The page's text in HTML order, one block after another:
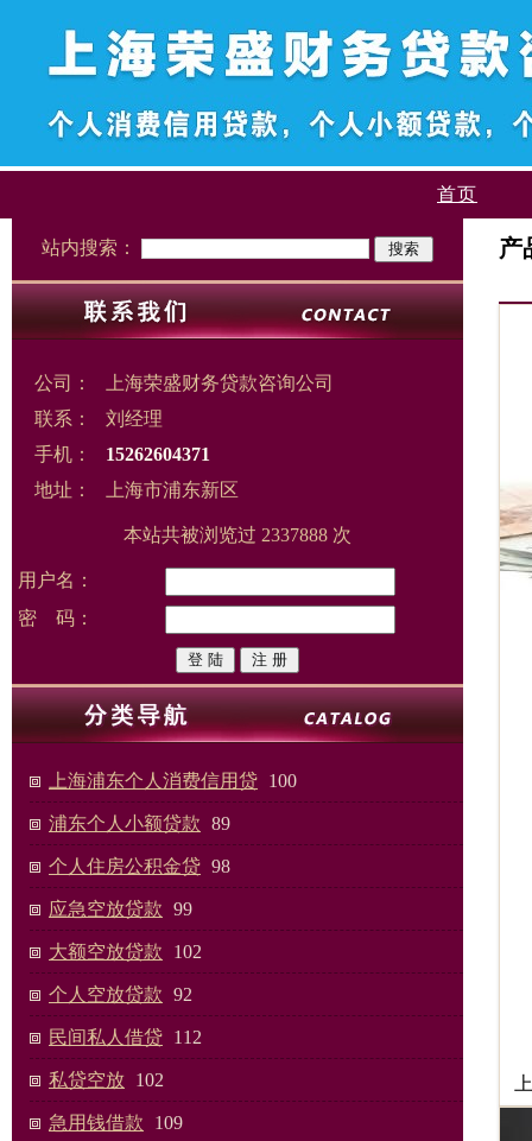
首页
站内搜索：
公司：
上海荣盛财务贷款咨询公司
联系：
刘经理
手机：
15262604371
地址：
上海市浦东新区
本站共被浏览过 2337888 次
用户名：
密 码：
上海浦东个人消费信用贷 100
浦东个人小额贷款 89
个人住房公积金贷 98
应急空放贷款 99
大额空放贷款 102
个人空放贷款 92
民间私人借贷 112
私贷空放 102
急用钱借款 109
产